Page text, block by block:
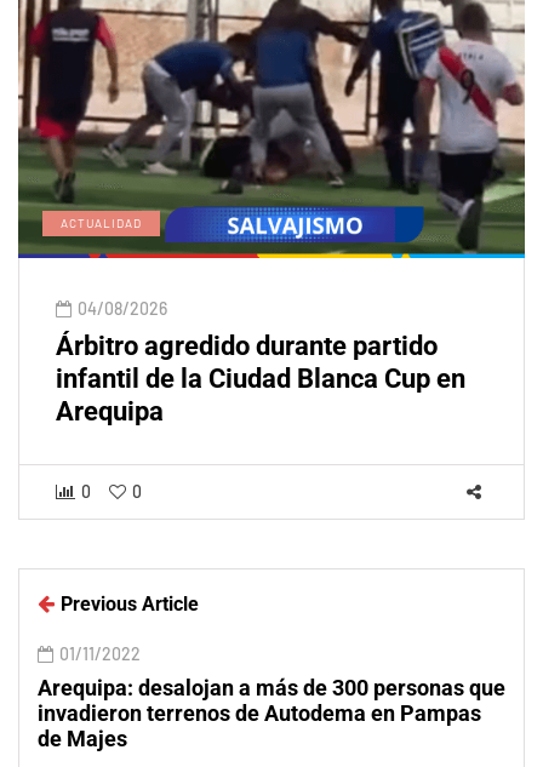
ACTUALIDAD
04/08/2026
Árbitro agredido durante partido
infantil de la Ciudad Blanca Cup en
Arequipa
0 0
Previous Article
01/11/2022
Arequipa: desalojan a más de 300 personas que
invadieron terrenos de Autodema en Pampas
de Majes